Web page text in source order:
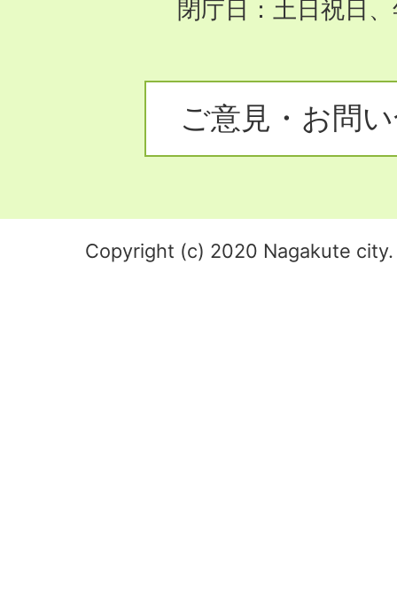
閉庁日：土日祝日
ご意見・お問
Copyright (c) 2020 Nagakute